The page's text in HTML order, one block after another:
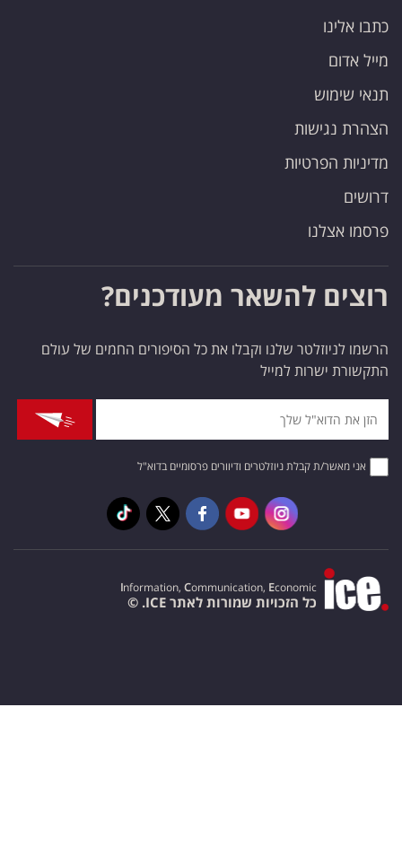
כתבו אלינו
מייל אדום
תנאי שימוש
הצהרת נגישות
מדיניות הפרטיות
דרושים
פרסמו אצלנו
רוצים להשאר מעודכנים?
הרשמו לניוזלטר שלנו וקבלו את כל הסיפורים החמים של עולם
התקשורת ישרות למייל
אני מאשר/ת קבלת ניוזלטרים ודיוורים פרסומיים בדוא"ל
Information, Communication, Economic
כל הזכויות שמורות לאתר ICE. ©